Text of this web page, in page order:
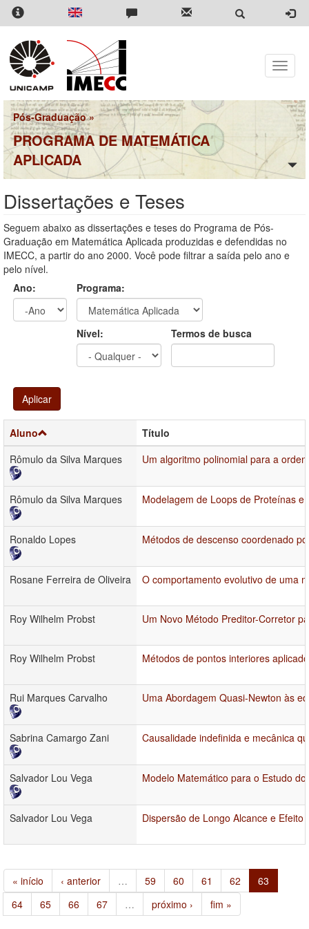
Pular
para
conteúdo
principal
Toggle
Pós-Graduação»
PROGRAMA DE MATEMÁTICA
APLICADA
Dissertações e Teses
Seguem abaixo as dissertações e teses do Programa de Pós-
Graduação em Matemática Aplicada produzidas e defendidas no
IMECC, a partir do ano 2000. Você pode filtrar a saída pelo ano e
pelo nível.
Ano:
Programa:
Nível: Termos de busca
Aplicar
Aluno
Título
Rômulo da Silva Marques
Um algoritmo polinomial para a
Rômulo da Silva Marques Modelagem de Loops de Proteínas
Ronaldo Lopes Métodos de descenso coordenado
Rosane Ferreira de Oliveira O comportamento evolutivo de uma
Roy Wilhelm Probst Um Novo Método Preditor-Corretor
Roy Wilhelm Probst Métodos de pontos interiores
Rui Marques Carvalho Uma Abordagem Quasi-Newton às
Sabrina Camargo Zani Causalidade indefinida e mecânica
Salvador Lou Vega Modelo Matemático para o Estudo
Salvador Lou Vega Dispersão de Longo Alcance e
« início ‹ anterior … 59 60 61 62
63
64
65 66 67 … próximo › fim »